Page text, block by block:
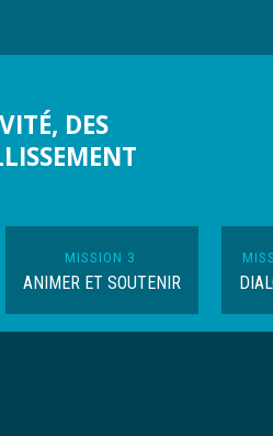
DES
MISSION 3
ANIMER ET SOUTENIR